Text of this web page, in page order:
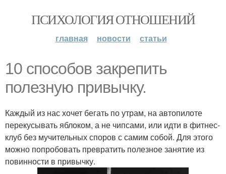
ПСИХОЛОГИЯ ОТНОШЕНИЙ
главная новости статьи
10 способов закрепить
полезную привычку.
Каждый из нас хочет бегать по утрам, на автопилоте
перекусывать яблоком, а не чипсами, или идти в фитнес-
клуб без мучительных споров с самим собой. Для этого
можно попробовать превратить полезное занятие из
повинности в привычку.